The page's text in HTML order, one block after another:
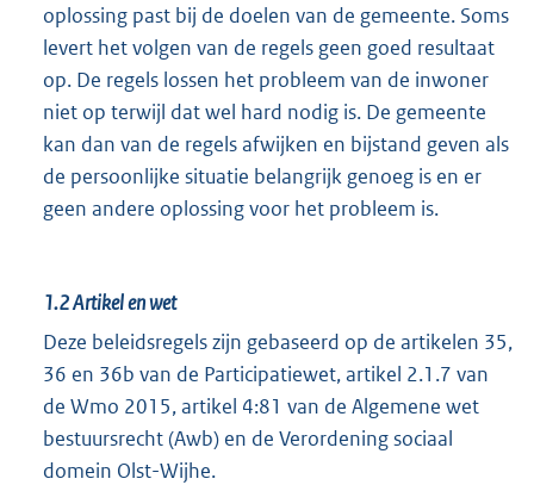
oplossing past bij de doelen van de gemeente. Soms
levert het volgen van de regels geen goed resultaat
op. De regels lossen het probleem van de inwoner
niet op terwijl dat wel hard nodig is. De gemeente
kan dan van de regels afwijken en bijstand geven als
de persoonlijke situatie belangrijk genoeg is en er
geen andere oplossing voor het probleem is.
1.2Artikel en wet
Deze beleidsregels zijn gebaseerd op de artikelen 35,
36 en 36b van de Participatiewet, artikel 2.1.7 van
de Wmo 2015, artikel 4:81 van de Algemene wet
bestuursrecht (Awb) en de Verordening sociaal
domein Olst-Wijhe.